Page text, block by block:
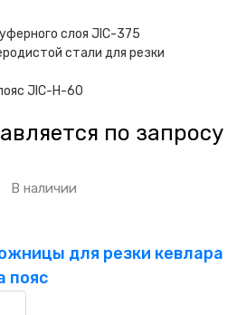
слоя JIC-375
стали для резки
JIC-H-60
по запросу
В наличии
для резки кевлара
пояс